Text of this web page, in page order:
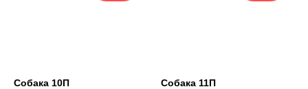
Собака 10П Собака 11П